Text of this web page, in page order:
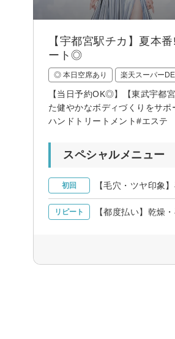
【宇都宮駅チカ】夏本
ート◎
◎ 本日空席あり 楽天スーパー
【当日予約OK◎】【東武宇都
た健やかなボディづくりをサ
ハンドトリートメント#エステ
スペシャルメニュー
初回 【毛穴・ツヤ印象
リピート 【都度払い】乾燥